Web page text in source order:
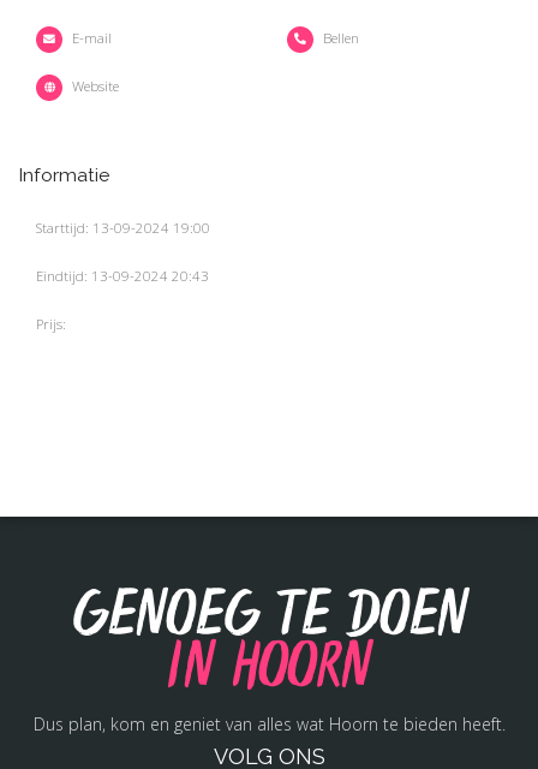
E-mail Bellen
Website
Informatie
Starttijd: 13-09-2024 19:00
Eindtijd: 13-09-2024 20:43
Prijs:
Genoeg te doen
in Hoorn
Dus plan, kom en geniet van alles wat Hoorn te bieden heeft.
VOLG ONS